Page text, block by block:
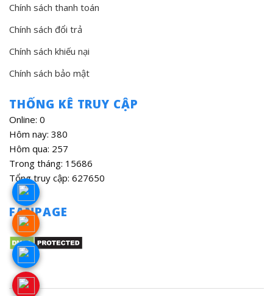
Chính sách thanh toán
Chính sách đổi trả
Chính sách khiếu nại
Chính sách bảo mật
THỐNG KÊ TRUY CẬP
Online: 0
Hôm nay: 380
Hôm qua: 257
Trong tháng: 15686
Tổng truy cập: 627650
FANPAGE